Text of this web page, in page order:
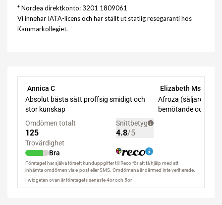
* Nordea direktkonto: 3201 1809061
Vi innehar IATA-licens och har ställt ut statlig resegaranti hos
Kammarkollegiet.